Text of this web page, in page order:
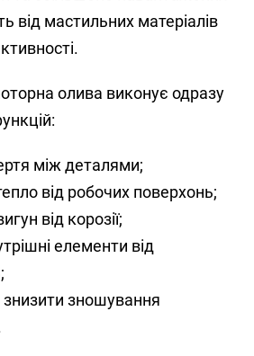
від мастильних матеріалів
олива виконує одразу
між деталями;
від робочих поверхонь;
від корозії;
елементи від
зношування